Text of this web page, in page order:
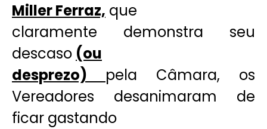
Miller Ferraz, que
claramente demonstra seu
descaso (ou
desprezo) pela Câmara, os
Vereadores desanimaram de
ficar gastando